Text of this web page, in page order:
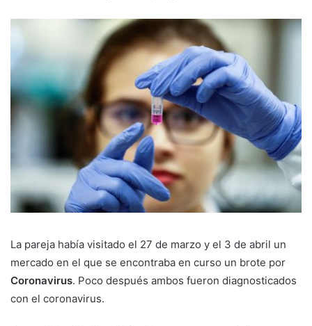
La pareja había visitado el 27 de marzo y el 3 de abril un
mercado en el que se encontraba en curso un brote por
Coronavirus. Poco después ambos fueron diagnosticados
con el coronavirus.